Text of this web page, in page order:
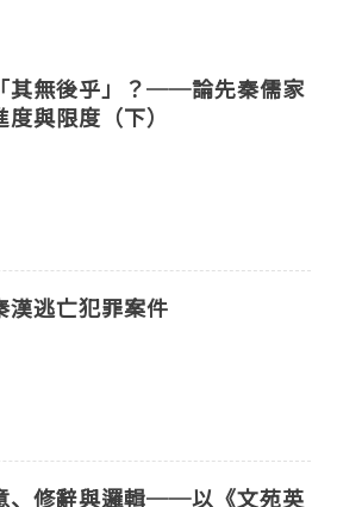
其無後乎」？──論先秦儒家
與限度（下）
漢逃亡犯罪案件
、修辭與邏輯──以《文苑英